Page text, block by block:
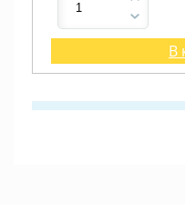
В